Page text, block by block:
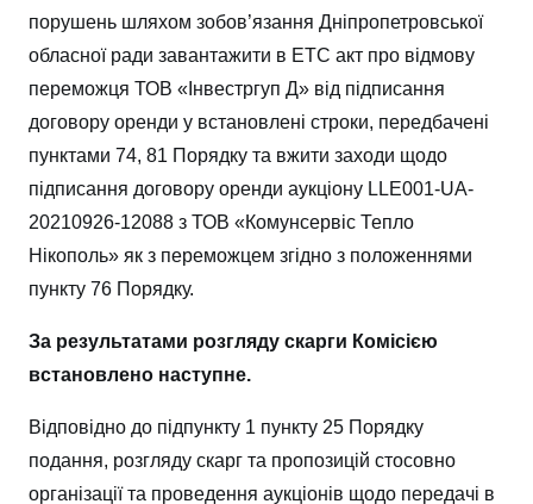
порушень шляхом зобов’язання Дніпропетровської
обласної ради завантажити в ЕТС акт про відмову
переможця ТОВ «Інвестргуп Д» від підписання
договору оренди у встановлені строки, передбачені
пунктами 74, 81 Порядку та вжити заходи щодо
підписання договору оренди аукціону LLE001-UA-
20210926-12088 з ТОВ «Комунсервіс Тепло
Нікополь» як з переможцем згідно з положеннями
пункту 76 Порядку.
За результатами розгляду скарги Комісією
встановлено наступне.
Відповідно до підпункту 1 пункту 25 Порядку
подання, розгляду скарг та пропозицій стосовно
організації та проведення аукціонів щодо передачі в